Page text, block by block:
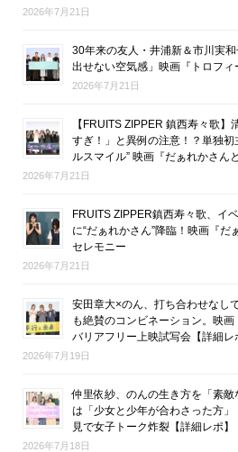
2026年7月21日
30年来の友人・井浦新＆市川実
出せない空気感」映画『トロフ
2026年7月21日
【FRUITS ZIPPER 鎮西寿々歌
すぎ！」と異例の注意！？単独初
ルスマイル” 映画『だぁれかさん
2026年7月21日
FRUITS ZIPPER鎮西寿々歌、イ
に“だぁれかさん”降臨！映画『
セレモニー
2026年7月21日
安田章大×のん、打ち合わせなし
も絶賛のコンビネーション。映
バリアフリー上映試写会【詳細レ
2026年7月19日
仲里依紗、のんの生き方を「素
は「少女と少年が合わさった方
見で女子トーク炸裂【詳細レポ】
2026年7月18日